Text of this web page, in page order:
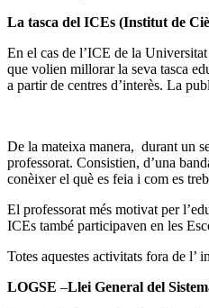
La tasca del ICEs (Institut de
En el cas de l’ICE de la
que volien millorar la seva tasca
a partir de centres d’interès. La
De la mateixa manera, durant un
professorat. Consistien, d’una
conèixer el què es feia i com es
El professorat més motivat per
ICEs també participaven en les
Totes aquestes activitats fora de l’
LOGSE –Llei General del